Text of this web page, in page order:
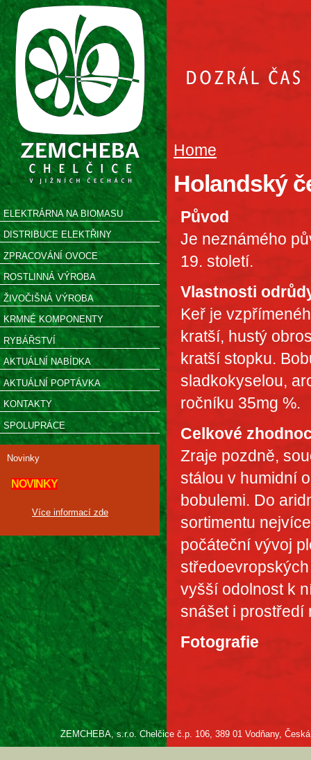
ELEKTRÁRNA NA BIOMASU
DISTRIBUCE ELEKTŘINY
ZPRACOVÁNÍ OVOCE
ROSTLINNÁ VÝROBA
ŽIVOČIŠNÁ VÝROBA
KRMNÉ KOMPONENTY
RYBÁŘSTVÍ
AKTUÁLNÍ NABÍDKA
AKTUÁLNÍ POPTÁVKA
KONTAKTY
SPOLUPRÁCE
Novinky
NOVINKY
Více informací zde
Home
Holandský
Původ
Je neznámého
19. století.
Vlastnosti
Keř je
kratší, hustý
kratší stopku.
sladkokyselou,
ročníku 35mg %.
Celkové
Zraje pozdně,
stálou v humidní
bobulemi. Do
sortimentu
počáteční vývoj
vyšší odolnost k
snášet i prostředí
Fotografie
ZEMCHEBA, s.r.o. Chelčice č.p. 106, 389 01 Vodňany,